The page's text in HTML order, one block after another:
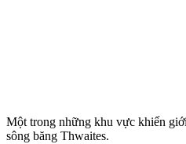
Một trong những khu vực khiến
sông băng Thwaites.